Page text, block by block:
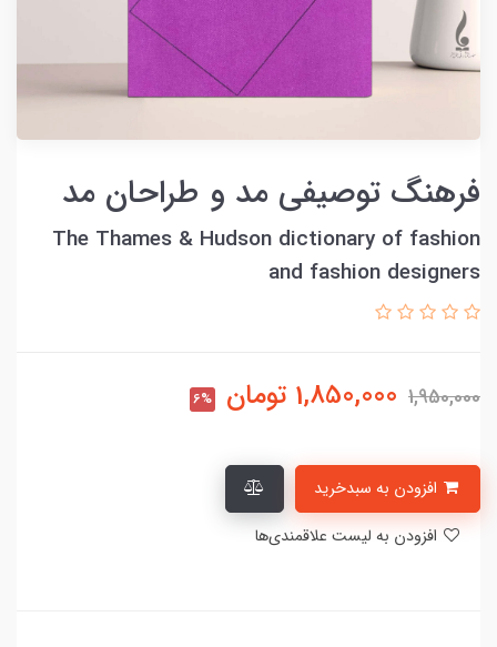
فرهنگ توصیفی مد و طراحان مد
The Thames & Hudson dictionary of fashion
and fashion designers
1,950,000
1,850,000 تومان 6%